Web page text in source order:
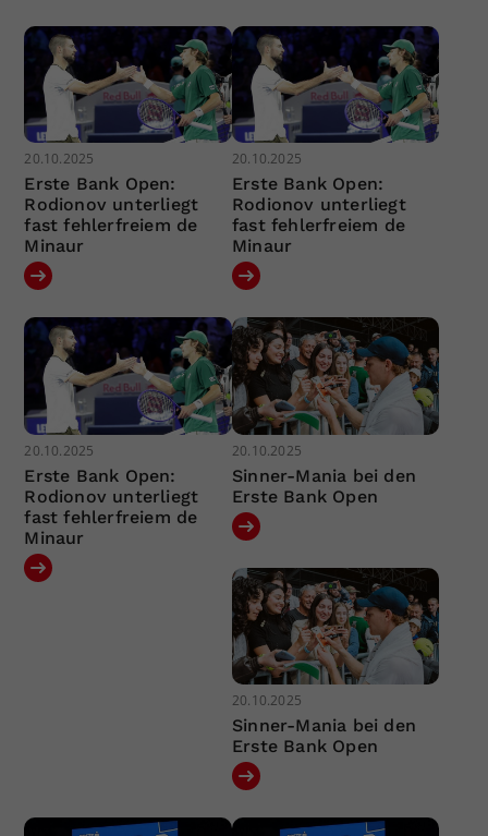
20.10.2025
Erste Bank Open:
Rodionov unterliegt
fast fehlerfreiem de
Minaur
20.10.2025
Erste Bank Open:
Rodionov unterliegt
fast fehlerfreiem de
Minaur
20.10.2025
Erste Bank Open:
Rodionov unterliegt
fast fehlerfreiem de
Minaur
20.10.2025
Sinner-Mania bei den
Erste Bank Open
20.10.2025
Sinner-Mania bei den
Erste Bank Open